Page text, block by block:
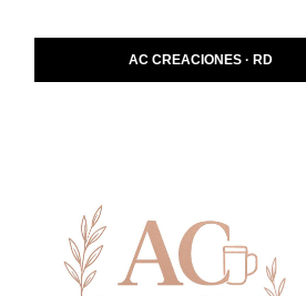
AC CREACIONES · RD